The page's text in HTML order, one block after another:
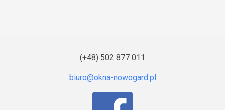
(+48) 502 877 011